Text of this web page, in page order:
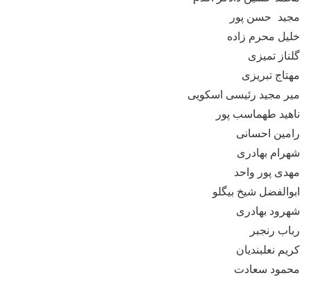
مجید حسن پور
خلیل محرم زاده
گلناز تمیزی
مهتاج تبریزی
میر مجید رئیسی اسکویی
ناهید طهماسب پور
رامین احسانی
شهرام بهادری
مهدی پور واحد
ابوالفضل شیخ بیگلو
شهرود بهادری
رباب رنجبر
کریم نعلبندیان
محمود سعادت